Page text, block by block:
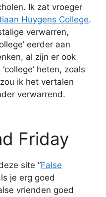
Ik zat vroeger
Huygens College.
verwarren,
eerder aan
al zijn er ook
heten, zoals
ik het vertalen
verwarrend.
Friday
site “False
je erg goed
vrienden goed